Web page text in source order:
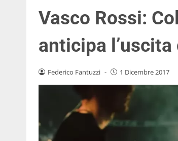
Vasco Rossi:
anticipa
Federico Fantuzzi - 1 Dicembre 2017